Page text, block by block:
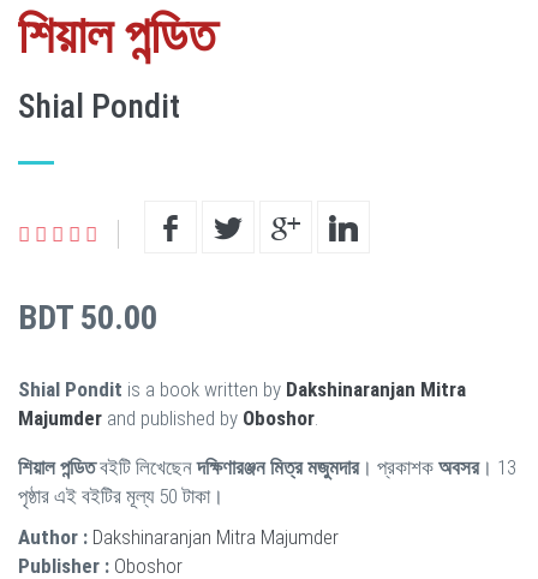
শিয়াল পন্ডিত
Shial Pondit
BDT 50.00
Shial Pondit is a book written by Dakshinaranjan Mitra
Majumder and published by Oboshor
শিয়াল পন্ডিতবইটি লিখেছেনদক্ষিণারঞ্জন মিত্র মজুমদার। প্রকাশক অবসর। 13
পৃষ্ঠার এই বইটির মূল্য 50 টাকা।
Author : Dakshinaranjan Mitra Majumder
Publisher : Oboshor